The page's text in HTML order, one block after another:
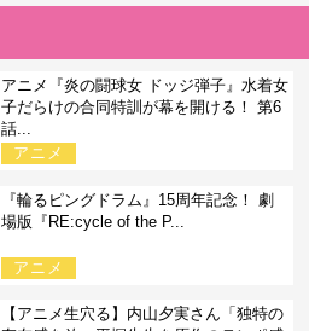
アニメ『炎の闘球女 ドッジ弾子』水着女
子だらけの合同特訓が幕を開ける！ 第6
話...
アニメ
『輪るピングドラム』15周年記念！ 劇
場版『RE:cycle of the P...
アニメ
【アニメ生穴る】内山夕実さん「独特の